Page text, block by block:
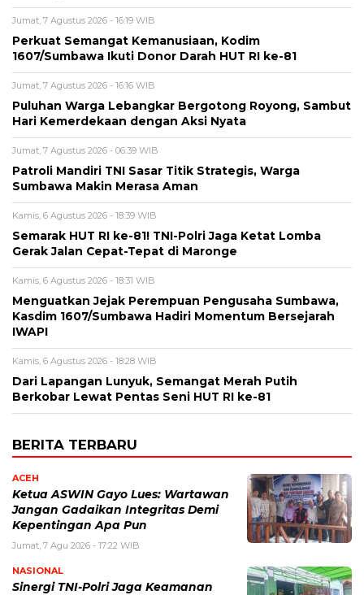
Jumat, 7 Agustus 2026 - 16:19 WIB
Perkuat Semangat Kemanusiaan, Kodim
1607/Sumbawa Ikuti Donor Darah HUT RI ke-81
Jumat, 7 Agustus 2026 - 16:16 WIB
Puluhan Warga Lebangkar Bergotong Royong, Sambut
Hari Kemerdekaan dengan Aksi Nyata
Jumat, 7 Agustus 2026 - 06:39 WIB
Patroli Mandiri TNI Sasar Titik Strategis, Warga
Sumbawa Makin Merasa Aman
Kamis, 6 Agustus 2026 - 18:39 WIB
Semarak HUT RI ke-81! TNI-Polri Jaga Ketat Lomba
Gerak Jalan Cepat-Tepat di Maronge
Kamis, 6 Agustus 2026 - 18:31 WIB
Menguatkan Jejak Perempuan Pengusaha Sumbawa,
Kasdim 1607/Sumbawa Hadiri Momentum Bersejarah
IWAPI
Kamis, 6 Agustus 2026 - 18:28 WIB
Dari Lapangan Lunyuk, Semangat Merah Putih
Berkobar Lewat Pentas Seni HUT RI ke-81
BERITA TERBARU
ACEH
Ketua ASWIN Gayo Lues: Wartawan
Jangan Gadaikan Integritas Demi
Kepentingan Apa Pun
Jumat, 7 Agu 2026 - 17:22 WIB
NASIONAL
‎Sinergi TNI-Polri Jaga Keamanan